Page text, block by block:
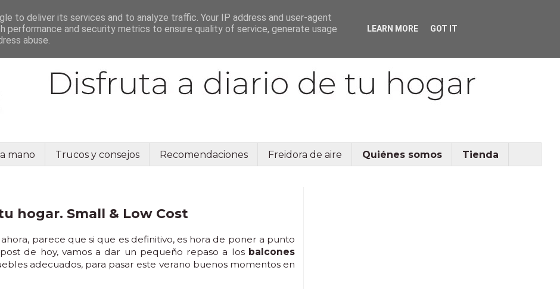
mano Trucos y consejos Recomendaciones Freidora de aire Quiénes somos Tienda
hogar. Small & Low Cost
parece que si que es definitivo, es hora de poner a punto
de hoy, vamos a dar un pequeño repaso a los balcones
adecuados, para pasar este verano buenos momentos en
to deliver its services and to analyze traffic. Your IP address and user-agent
performance and security metrics to ensure quality of service, generate usage
abuse.
LEARN MORE GOT IT